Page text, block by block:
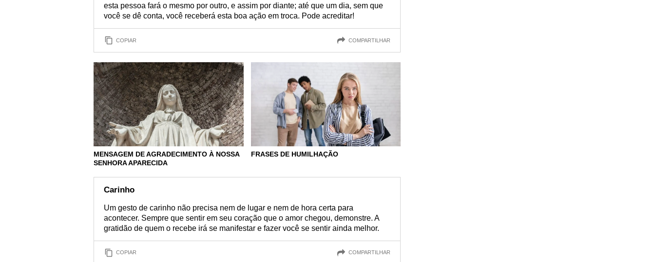
esta pessoa fará o mesmo por outro, e assim por diante; até que um dia, sem que
você se dê conta, você receberá esta boa ação em troca. Pode acreditar!
COPIAR COMPARTILHAR
MENSAGEM DE AGRADECIMENTO À NOSSA
SENHORA APARECIDA
FRASES DE HUMILHAÇÃO
Carinho
Um gesto de carinho não precisa nem de lugar e nem de hora certa para
acontecer. Sempre que sentir em seu coração que o amor chegou, demonstre. A
gratidão de quem o recebe irá se manifestar e fazer você se sentir ainda melhor.
COPIAR COMPARTILHAR